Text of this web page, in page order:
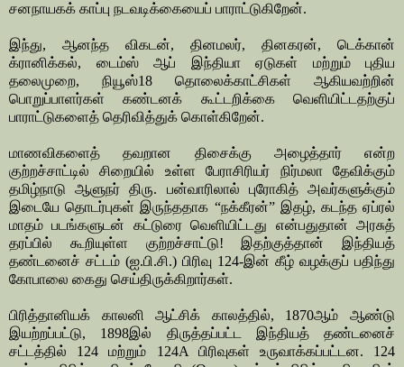
சனநாயகக் காப்பு நடவடிக்கையைப் பாராட்டுகிறேன்.
இந்து, ஆனந்த விகடன், தினமலர், தினகரன், டெக்கான்
க்ரானிக்கல், டைம்ஸ் ஆப் இந்தியா ஏடுகள் மற்றும் புதிய
தலைமுறை, நியூஸ்18 தொலைக்காட்சிகள் ஆகியவற்றின்
பொறுப்பாளர்கள் கண்டனக் கூட்டறிக்கை வெளியிட்டதற்குப்
பாராட்டுகளைத் தெரிவித்துக் கொள்கிறேன்.
மாணவிகளைத் தவறான திசைக்கு அழைத்தார் என்ற
குற்றச்சாட்டில் சிறையில் உள்ள பேராசிரியர் நிர்மலா தேவிக்கும்
தமிழ்நாடு ஆளுநர் திரு. பன்வாரிலால் புரோகித் அவர்களுக்கும்
இடையே தொடர்புகள் இருந்ததாக “நக்கீரன்” இதழ், கடந்த ஏப்ரல்
மாதம் படங்களுடன் கட்டுரை வெளியிட்டது என்பதுதான் அரசுத்
தரப்பில் கூறியுள்ள குற்றச்சாட்டு! இதற்குத்தான் இந்தியத்
தண்டனைச் சட்டம் (ஐ.பி.சி.) பிரிவு 124-இன் கீழ் வழக்குப் பதிந்து
கோபாலை கைது செய்திருக்கிறார்கள்.
பிரித்தானியக் காலனி ஆட்சிக் காலத்தில், 1870ஆம் ஆண்டு
இயற்றப்பட்டு, 1898இல் திருத்தப்பட்ட இந்தியத் தண்டனைச்
சட்டத்தில் 124 மற்றும் 124A பிரிவுகள் உருவாக்கப்பட்டன. 124